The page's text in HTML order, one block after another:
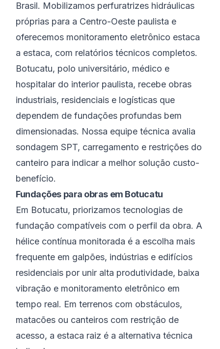
Brasil. Mobilizamos perfuratrizes hidráulicas
próprias para a Centro-Oeste paulista e
oferecemos monitoramento eletrônico estaca
a estaca, com relatórios técnicos completos.
Botucatu, polo universitário, médico e
hospitalar do interior paulista, recebe obras
industriais, residenciais e logísticas que
dependem de fundações profundas bem
dimensionadas. Nossa equipe técnica avalia
sondagem SPT, carregamento e restrições do
canteiro para indicar a melhor solução custo-
benefício.
Fundações para obras em Botucatu
Em Botucatu, priorizamos tecnologias de
fundação compatíveis com o perfil da obra. A
hélice contínua monitorada é a escolha mais
frequente em galpões, indústrias e edifícios
residenciais por unir alta produtividade, baixa
vibração e monitoramento eletrônico em
tempo real. Em terrenos com obstáculos,
matacões ou canteiros com restrição de
acesso, a estaca raiz é a alternativa técnica